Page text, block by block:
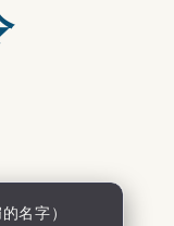
名字）